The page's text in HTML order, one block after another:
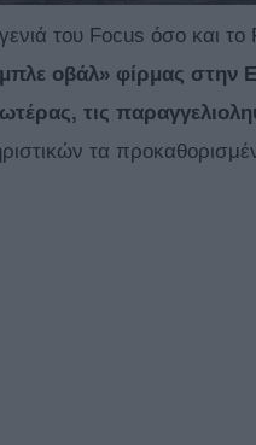
του Focus όσο και
οβάλ» φίρμας στην
τις
τα